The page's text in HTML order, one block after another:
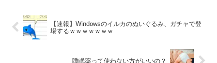
【速報】Windowsのイルカのぬいぐるみ、ガチャで登
場するｗｗｗｗｗｗｗ
睡眠薬って使わない方がいいの？